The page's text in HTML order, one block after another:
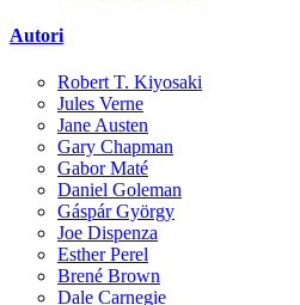
Autori
Robert T. Kiyosaki
Jules Verne
Jane Austen
Gary Chapman
Gabor Maté
Daniel Goleman
Gáspár György
Joe Dispenza
Esther Perel
Brené Brown
Dale Carnegie